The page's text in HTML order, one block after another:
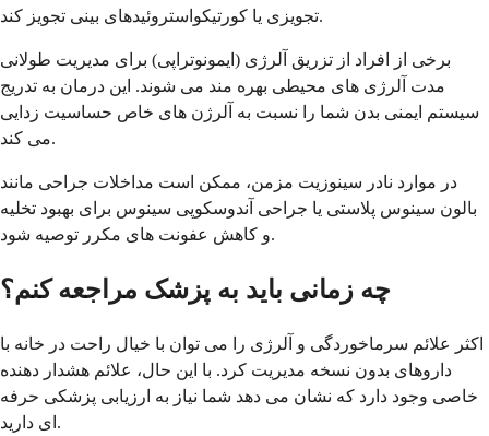
تجویزی یا کورتیکواستروئیدهای بینی تجویز کند.
برخی از افراد از تزریق آلرژی (ایمونوتراپی) برای مدیریت طولانی
مدت آلرژی های محیطی بهره مند می شوند. این درمان به تدریج
سیستم ایمنی بدن شما را نسبت به آلرژن های خاص حساسیت زدایی
می کند.
در موارد نادر سینوزیت مزمن، ممکن است مداخلات جراحی مانند
بالون سینوس پلاستی یا جراحی آندوسکوپی سینوس برای بهبود تخلیه
و کاهش عفونت های مکرر توصیه شود.
چه زمانی باید به پزشک مراجعه کنم؟
اکثر علائم سرماخوردگی و آلرژی را می توان با خیال راحت در خانه با
داروهای بدون نسخه مدیریت کرد. با این حال، علائم هشدار دهنده
خاصی وجود دارد که نشان می دهد شما نیاز به ارزیابی پزشکی حرفه
ای دارید.